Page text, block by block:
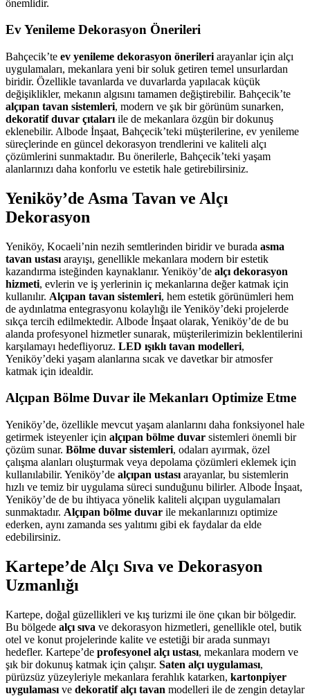
önemlidir.
Ev Yenileme Dekorasyon Önerileri
Bahçecik’te ev yenileme dekorasyon önerileri arayanlar için alçı
uygulamaları, mekanlara yeni bir soluk getiren temel unsurlardan
biridir. Özellikle tavanlarda ve duvarlarda yapılacak küçük
değişiklikler, mekanın algısını tamamen değiştirebilir. Bahçecik’te
alçıpan tavan sistemleri, modern ve şık bir görünüm sunarken,
dekoratif duvar çıtaları ile de mekanlara özgün bir dokunuş
eklenebilir. Albode İnşaat, Bahçecik’teki müşterilerine, ev yenileme
süreçlerinde en güncel dekorasyon trendlerini ve kaliteli alçı
çözümlerini sunmaktadır. Bu önerilerle, Bahçecik’teki yaşam
alanlarınızı daha konforlu ve estetik hale getirebilirsiniz.
Yeniköy’de Asma Tavan ve Alçı
Dekorasyon
Yeniköy, Kocaeli’nin nezih semtlerinden biridir ve burada asma
tavan ustası arayışı, genellikle mekanlara modern bir estetik
kazandırma isteğinden kaynaklanır. Yeniköy’de alçı dekorasyon
hizmeti, evlerin ve iş yerlerinin iç mekanlarına değer katmak için
kullanılır. Alçıpan tavan sistemleri, hem estetik görünümleri hem
de aydınlatma entegrasyonu kolaylığı ile Yeniköy’deki projelerde
sıkça tercih edilmektedir. Albode İnşaat olarak, Yeniköy’de de bu
alanda profesyonel hizmetler sunarak, müşterilerimizin beklentilerini
karşılamayı hedefliyoruz. LED ışıklı tavan modelleri,
Yeniköy’deki yaşam alanlarına sıcak ve davetkar bir atmosfer
katmak için idealdir.
Alçıpan Bölme Duvar ile Mekanları Optimize Etme
Yeniköy’de, özellikle mevcut yaşam alanlarını daha fonksiyonel hale
getirmek isteyenler için alçıpan bölme duvar sistemleri önemli bir
çözüm sunar. Bölme duvar sistemleri, odaları ayırmak, özel
çalışma alanları oluşturmak veya depolama çözümleri eklemek için
kullanılabilir. Yeniköy’de alçıpan ustası arayanlar, bu sistemlerin
hızlı ve temiz bir uygulama süreci sunduğunu bilirler. Albode İnşaat,
Yeniköy’de de bu ihtiyaca yönelik kaliteli alçıpan uygulamaları
sunmaktadır. Alçıpan bölme duvar ile mekanlarınızı optimize
ederken, aynı zamanda ses yalıtımı gibi ek faydalar da elde
edebilirsiniz.
Kartepe’de Alçı Sıva ve Dekorasyon
Uzmanlığı
Kartepe, doğal güzellikleri ve kış turizmi ile öne çıkan bir bölgedir.
Bu bölgede alçı sıva ve dekorasyon hizmetleri, genellikle otel, butik
otel ve konut projelerinde kalite ve estetiği bir arada sunmayı
hedefler. Kartepe’de profesyonel alçı ustası, mekanlara modern ve
şık bir dokunuş katmak için çalışır. Saten alçı uygulaması,
pürüzsüz yüzeyleriyle mekanlara ferahlık katarken, kartonpiyer
uygulaması ve dekoratif alçı tavan modelleri ile de zengin detaylar